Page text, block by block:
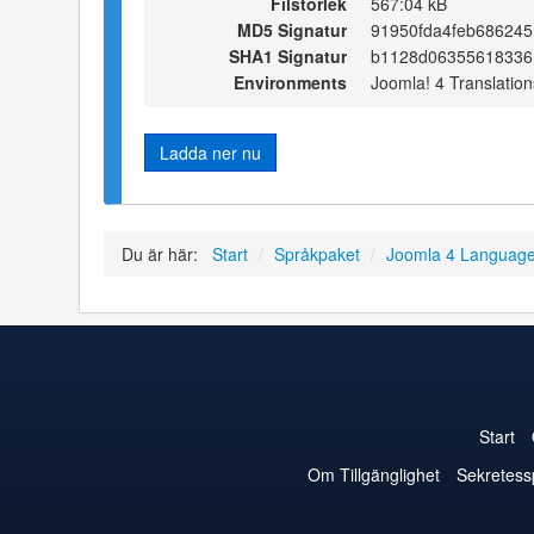
MD5 Signatur
SHA1 Signatur
Environments
Joomla! 4
Ladda ner nu
Du är här: Start / Språkpaket / Joomla 4
Start
Om Tillgänglighet